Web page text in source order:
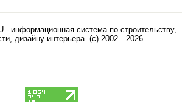
- информационная система по строительству,
дизайну интерьера. (c) 2002—2026